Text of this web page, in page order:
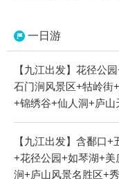
一日游
【九江出发】花径公
石门涧风景区+牯岭街
+锦绣谷+仙人洞+庐山
抗战博物馆+三叠泉+
+白居易草堂+观妙亭
道1日游
【九江出发】含鄱口
+花径公园+如琴湖+
涧+庐山风景名胜区+